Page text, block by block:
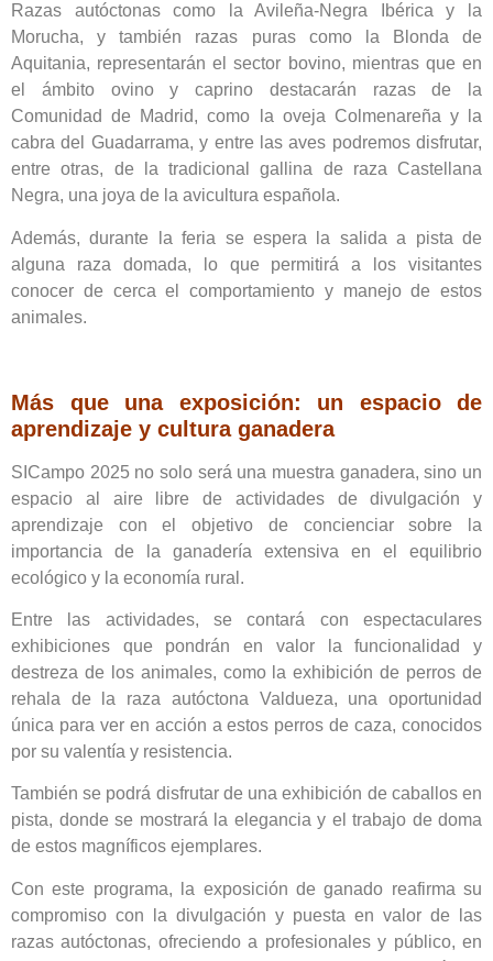
Razas autóctonas como la Avileña-Negra Ibérica y la
Morucha, y también razas puras como la Blonda de
Aquitania, representarán el sector bovino, mientras que en
el ámbito ovino y caprino destacarán razas de la
Comunidad de Madrid, como la oveja Colmenareña y la
cabra del Guadarrama, y entre las aves podremos disfrutar,
entre otras, de la tradicional gallina de raza Castellana
Negra, una joya de la avicultura española.
Además, durante la feria se espera la salida a pista de
alguna raza domada, lo que permitirá a los visitantes
conocer de cerca el comportamiento y manejo de estos
animales.
Más que una exposición: un espacio de
aprendizaje y cultura ganadera
SICampo 2025 no solo será una muestra ganadera, sino un
espacio al aire libre de actividades de divulgación y
aprendizaje con el objetivo de concienciar sobre la
importancia de la ganadería extensiva en el equilibrio
ecológico y la economía rural.
Entre las actividades, se contará con espectaculares
exhibiciones que pondrán en valor la funcionalidad y
destreza de los animales, como la exhibición de perros de
rehala de la raza autóctona Valdueza, una oportunidad
única para ver en acción a estos perros de caza, conocidos
por su valentía y resistencia.
También se podrá disfrutar de una exhibición de caballos en
pista, donde se mostrará la elegancia y el trabajo de doma
de estos magníficos ejemplares.
Con este programa, la exposición de ganado reafirma su
compromiso con la divulgación y puesta en valor de las
razas autóctonas, ofreciendo a profesionales y público, en